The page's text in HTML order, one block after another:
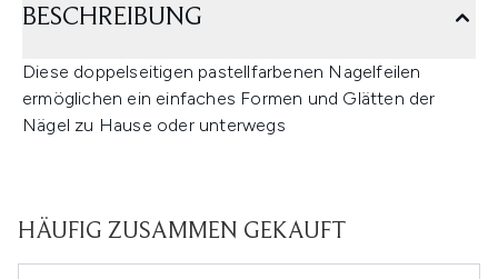
BESCHREIBUNG
Diese doppelseitigen pastellfarbenen Nagelfeilen
ermöglichen ein einfaches Formen und Glätten der
Nägel zu Hause oder unterwegs
HÄUFIG ZUSAMMEN GEKAUFT